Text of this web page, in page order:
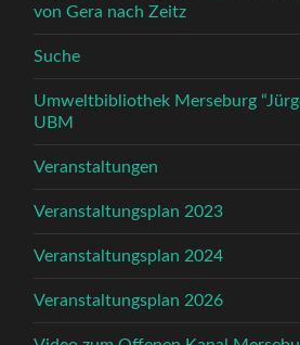
von Gera nach Zeitz
Suche
Umweltbibliothek Merseburg
UBM
Veranstaltungen
Veranstaltungsplan 2023
Veranstaltungsplan 2024
Veranstaltungsplan 2026